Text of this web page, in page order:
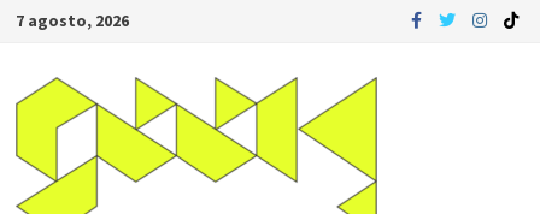
Saltar
contenido
7 agosto, 2026